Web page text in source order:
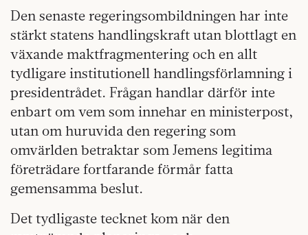
Den senaste regeringsombildningen har inte
stärkt statens handlingskraft utan blottlagt en
växande maktfragmentering och en allt
tydligare institutionell handlingsförlamning i
presidentrådet. Frågan handlar därför inte
enbart om vem som innehar en ministerpost,
utan om huruvida den regering som
omvärlden betraktar som Jemens legitima
företrädare fortfarande förmår fatta
gemensamma beslut.
Det tydligaste tecknet kom när den